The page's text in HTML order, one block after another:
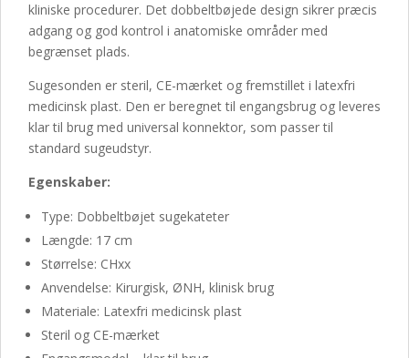
kliniske procedurer. Det dobbeltbøjede design sikrer præcis
adgang og god kontrol i anatomiske områder med
begrænset plads.
Sugesonden er steril, CE-mærket og fremstillet i latexfri
medicinsk plast. Den er beregnet til engangsbrug og leveres
klar til brug med universal konnektor, som passer til
standard sugeudstyr.
Egenskaber:
Type: Dobbeltbøjet sugekateter
Længde: 17 cm
Størrelse: CHxx
Anvendelse: Kirurgisk, ØNH, klinisk brug
Materiale: Latexfri medicinsk plast
Steril og CE-mærket